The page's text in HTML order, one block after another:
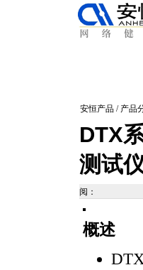
安恒产品/ 产品
DTX
测试
阅：
概述